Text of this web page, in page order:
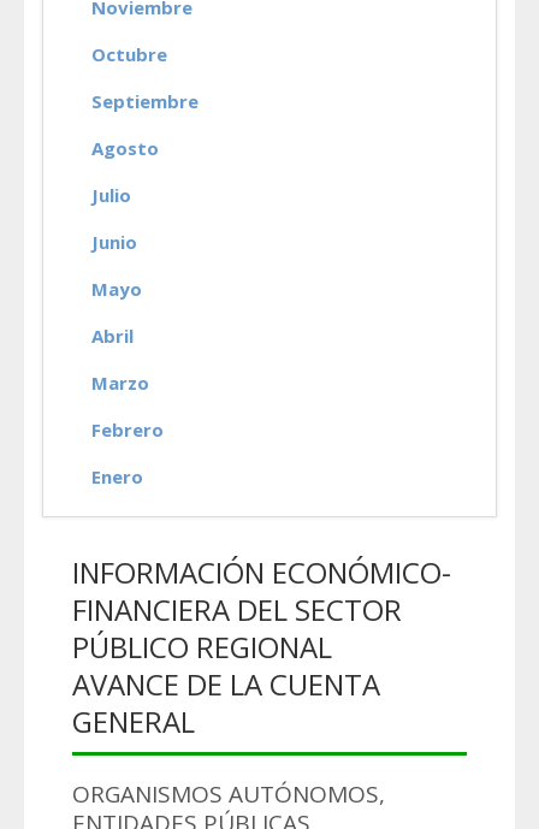
Noviembre
Octubre
Septiembre
Agosto
Julio
Junio
Mayo
Abril
Marzo
Febrero
Enero
INFORMACIÓN ECONÓMICO-
FINANCIERA DEL SECTOR
PÚBLICO REGIONAL
AVANCE DE LA CUENTA
GENERAL
ORGANISMOS AUTÓNOMOS,